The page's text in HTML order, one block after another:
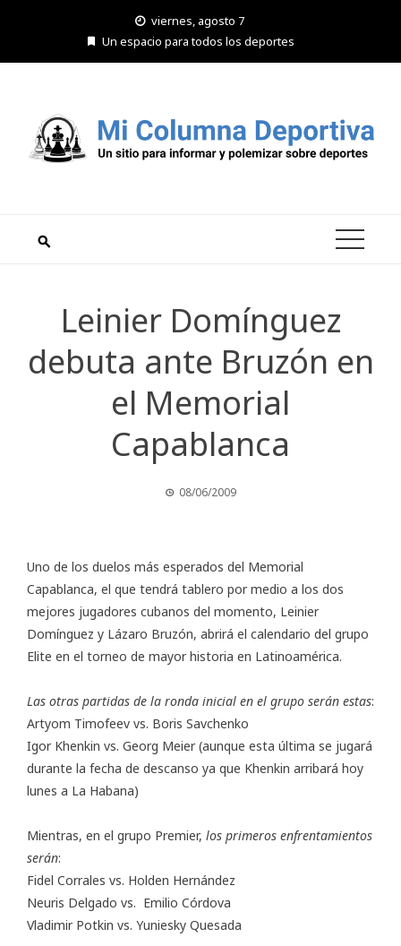
viernes, agosto 7
Un espacio para todos los deportes
Leinier Domínguez
debuta ante Bruzón en
el Memorial
Capablanca
08/06/2009
Uno de los duelos más esperados del Memorial
Capablanca, el que tendrá tablero por medio a los dos
mejores jugadores cubanos del momento, Leinier
Domínguez y Lázaro Bruzón, abrirá el calendario del grupo
Elite en el torneo de mayor historia en Latinoamérica.
Las otras partidas de la ronda inicial en el grupo serán estas:
Artyom Timofeev vs. Boris Savchenko
Igor Khenkin vs. Georg Meier (aunque esta última se jugará
durante la fecha de descanso ya que Khenkin arribará hoy
lunes a La Habana)
Mientras, en el grupo Premier, los primeros enfrentamientos
serán:
Fidel Corrales vs. Holden Hernández
Neuris Delgado vs. Emilio Córdova
Vladimir Potkin vs. Yuniesky Quesada